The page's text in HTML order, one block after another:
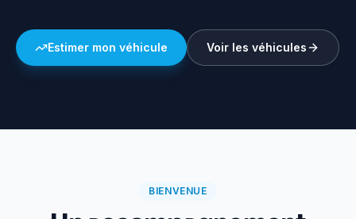
Estimer mon véhicule Voir les véhicules
BIENVENUE